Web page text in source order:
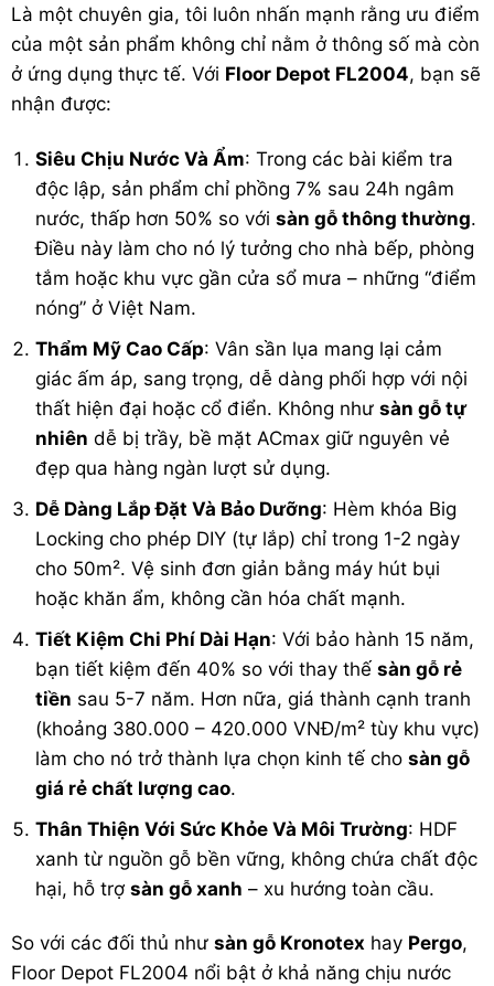
Là một chuyên gia, tôi luôn nhấn mạnh rằng ưu điểm
của một sản phẩm không chỉ nằm ở thông số mà còn
ở ứng dụng thực tế. Với Floor Depot FL2004, bạn sẽ
nhận được:
Siêu Chịu Nước Và Ẩm: Trong các bài kiểm tra
độc lập, sản phẩm chỉ phồng 7% sau 24h ngâm
nước, thấp hơn 50% so vớisàn gỗ thông thường.
Điều này làm cho nó lý tưởng cho nhà bếp, phòng
tắm hoặc khu vực gần cửa sổ mưa – những “điểm
nóng” ở Việt Nam.
Thẩm Mỹ Cao Cấp: Vân sần lụa mang lại cảm
giác ấm áp, sang trọng, dễ dàng phối hợp với nội
thất hiện đại hoặc cổ điển. Không nhưsàn gỗ tự
nhiên dễ bị trầy, bề mặt ACmax giữ nguyên vẻ
đẹp qua hàng ngàn lượt sử dụng.
Dễ Dàng Lắp Đặt Và Bảo Dưỡng: Hèm khóa Big
Locking cho phép DIY (tự lắp) chỉ trong 1-2 ngày
cho 50m². Vệ sinh đơn giản bằng máy hút bụi
hoặc khăn ẩm, không cần hóa chất mạnh.
Tiết Kiệm Chi Phí Dài Hạn: Với bảo hành 15 năm,
bạn tiết kiệm đến 40% so với thay thếsàn gỗ rẻ
tiền sau 5-7 năm. Hơn nữa, giá thành cạnh tranh
(khoảng 380.000 – 420.000 VNĐ/m² tùy khu vực)
làm cho nó trở thành lựa chọn kinh tế chosàn gỗ
giá rẻ chất lượng cao.
Thân Thiện Với Sức Khỏe Và Môi Trường: HDF
xanh từ nguồn gỗ bền vững, không chứa chất độc
hại, hỗ trợsàn gỗ xanh – xu hướng toàn cầu.
So với các đối thủ như sàn gỗ Kronotex hay Pergo,
Floor Depot FL2004 nổi bật ở khả năng chịu nước